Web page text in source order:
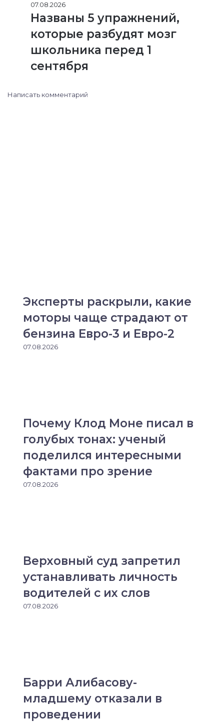
07.08.2026
Названы 5 упражнений,
которые разбудят мозг
школьника перед 1
сентября
Написать комментарий
Эксперты раскрыли, какие
моторы чаще страдают от
бензина Евро-3 и Евро-2
07.08.2026
Почему Клод Моне писал в
голубых тонах: ученый
поделился интересными
фактами про зрение
07.08.2026
Верховный суд запретил
устанавливать личность
водителей с их слов
07.08.2026
Барри Алибасову-
младшему отказали в
проведении